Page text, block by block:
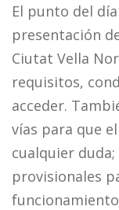
El punto del
presentación
Ciutat Vella
requisitos,
acceder.
vías para que
cualquier
provisionales